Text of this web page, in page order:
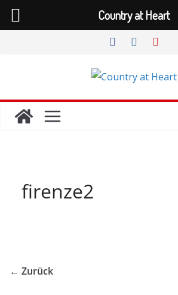
firenze2
← Zurück
Country at Heart